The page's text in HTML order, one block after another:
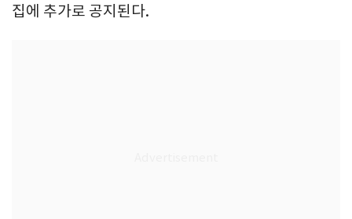
집에 추가로 공지된다.